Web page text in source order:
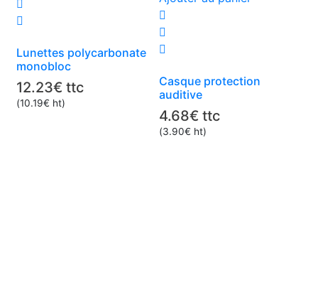
Lunettes polycarbonate
monobloc
12.23€ ttc
(10.19€ ht)
Casque protection
auditive
4.68€ ttc
(3.90€ ht)